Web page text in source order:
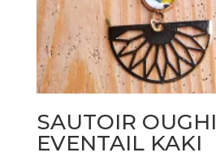
SAUTOIR OUGHI
EVENTAIL KAKI